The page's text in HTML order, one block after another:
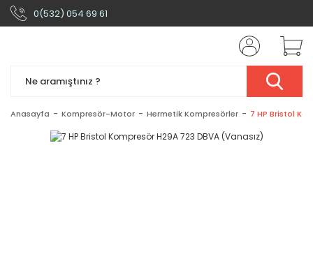
0(532) 054 69 61
Anasayfa Kompresör-Motor Hermetik Kompresörler 7 HP Bristol